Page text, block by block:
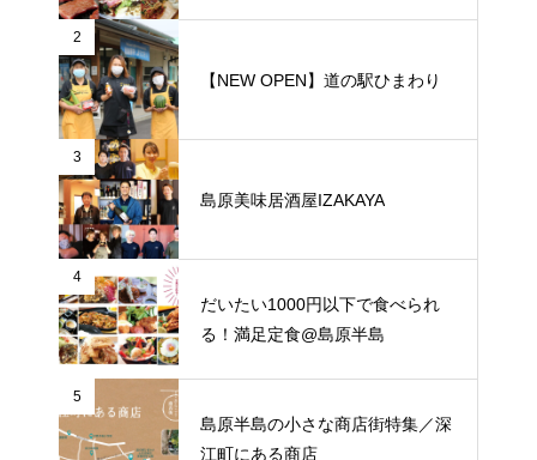
2
【NEW OPEN】道の駅ひまわり
3
島原美味居酒屋IZAKAYA
4
だいたい1000円以下で食べられ
る！満足定食@島原半島
5
島原半島の小さな商店街特集／深
江町にある商店